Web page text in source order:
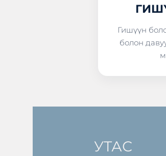
Гишүүн
болон
УТАС